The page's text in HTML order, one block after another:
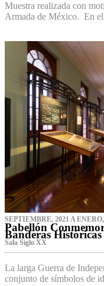
Muestra realizada con
Armada de México. En
SEPTIEMBRE, 2021 A
Pabellón
Banderas Históricas
Sala Siglo XX
La larga Guerra de
conjunto de símbolos de